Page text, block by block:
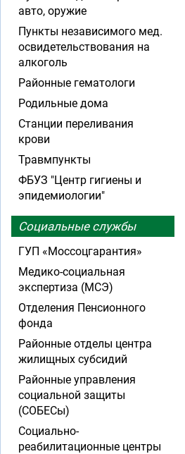
авто, оружие
Пункты независимого мед.
освидетельствования на
алкоголь
Районные гематологи
Родильные дома
Станции переливания
крови
Травмпункты
ФБУЗ "Центр гигиены и
эпидемиологии"
Социальные службы
ГУП «Моссоцгарантия»
Медико-социальная
экспертиза (МСЭ)
Отделения Пенсионного
фонда
Районные отделы центра
жилищных субсидий
Районные управления
социальной защиты
(СОБЕСы)
Социально-
реабилитационные центры